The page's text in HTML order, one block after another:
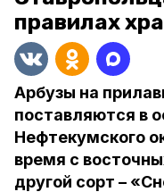
правилах
Арбузы на
поставляются в
Нефтекумского
время с
другой сорт –